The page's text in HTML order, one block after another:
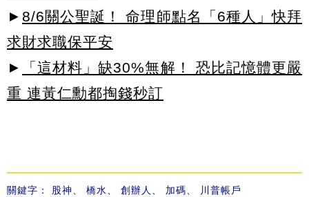
► 8/6關公聖誕！ 命理師點名「6種人」快拜
求財求職保平安
►
「這材料」缺30%無解！ 恐比記憶體更嚴
重 連黃仁勳都掏錢秒訂
關鍵字： 股神 橋水 創辦人 加碼 川普帳戶